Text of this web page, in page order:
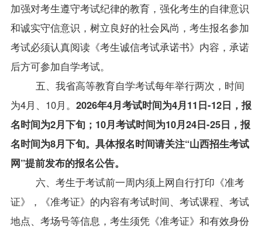
加强对考生遵守考试纪律的教育，强化考生的自律意识
和诚实守信意识，树立良好的社会风尚，考生报名参加
考试必须认真阅读《考生诚信考试承诺书》内容，承诺
后方可参加自学考试。
五、我省高等教育自学考试每年举行两次，时间
为4月、10月。 2026年4月考试时间为4月11日-12日，报
名时间为2月下旬；10月考试时间为10月24日-25日，报
名时间为8月下旬。 具体报名时间请关注“山西招生考试
网”提前发布的报名公告。
六、考生于考试前一周内须上网自行打印《准考
证》，《准考证》的内容有考试时间、考试课程、考试
地点、考场号等信息，考生须凭《准考证》和有效身份